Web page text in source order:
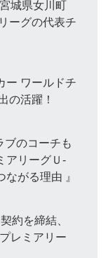
城県女川町
ーグの代表チ
ー ワールドチ
の活躍！
ブのコーチも
リーグＵ‐
がる理由 』
約を締結、
レミアリー